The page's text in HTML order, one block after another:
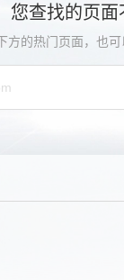
您查找的页面
方的热门页面，也